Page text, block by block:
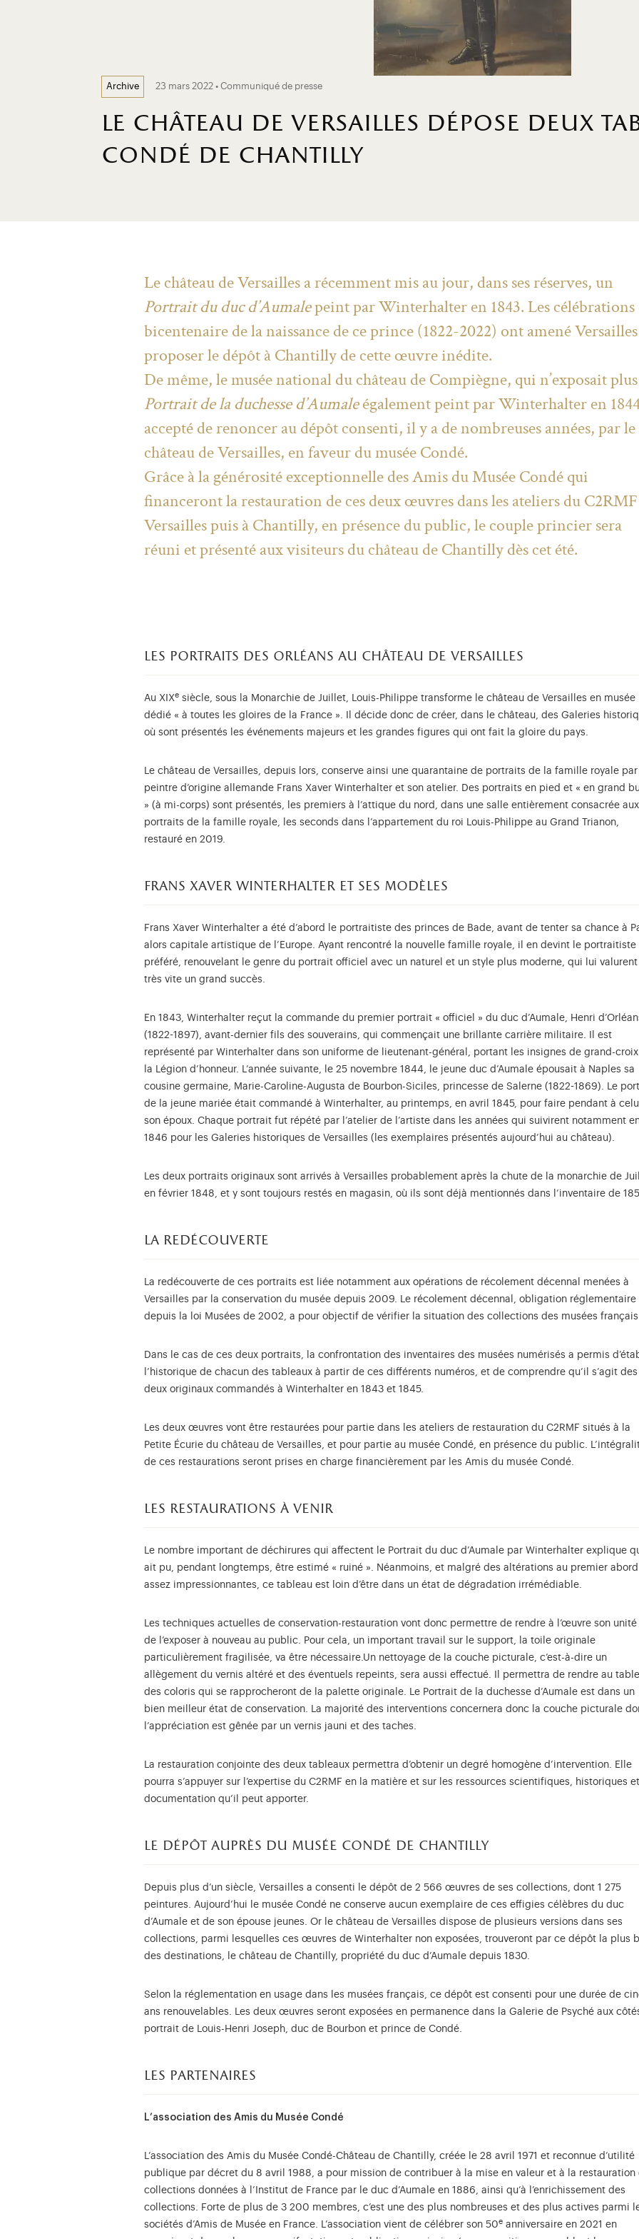
Archive 23 mars 2022 • Communiqué de presse
le château de versailles dépose deux
condé de chantilly
Le château de Versailles a récemment mis au jour, dans ses réserves, un
Portrait du duc d’Aumalepeint par Winterhalter en 1843. Les célébrations
bicentenaire de la naissance de ce prince (1822-2022) ont amené
proposer le dépôt à Chantilly de cette œuvre inédite.
De même, le musée national du château de Compiègne, qui n’exposait
Portrait de la duchesse d’Aumaleégalement peint par Winterhalter en
accepté de renoncer au dépôt consenti, il y a de nombreuses années, par le
château de Versailles, en faveur du musée Condé.
Grâce à la générosité exceptionnelle des Amis du Musée Condé qui
financeront la restauration de ces deux œuvres dans les ateliers du
Versailles puis à Chantilly, en présence du public, le couple princier sera
réuni et présenté aux visiteurs du château de Chantilly dès cet été.
les portraits des orléans au château de versailles
Au XIXe siècle, sous la Monarchie de Juillet, Louis-Philippe transforme le château de Versailles en musée
dédié « à toutes les gloires de la France ». Il décide donc de créer, dans le château, des Galeries
où sont présentés les événements majeurs et les grandes figures qui ont fait la gloire du pays.
Le château de Versailles, depuis lors, conserve ainsi une quarantaine de portraits de la famille royale
peintre d’origine allemande Frans Xaver Winterhalter et son atelier. Des portraits en pied et « en grand
» (à mi-corps) sont présentés, les premiers à l’attique du nord, dans une salle entièrement consacrée aux
portraits de la famille royale, les seconds dans l’appartement du roi Louis-Philippe au Grand Trianon,
restauré en 2019.
frans xaver winterhalter et ses modèles
Frans Xaver Winterhalter a été d’abord le portraitiste des princes de Bade, avant de tenter sa chance à
alors capitale artistique de l’Europe. Ayant rencontré la nouvelle famille royale, il en devint le portraitiste
préféré, renouvelant le genre du portrait officiel avec un naturel et un style plus moderne, qui lui valurent
très vite un grand succès.
En 1843, Winterhalter reçut la commande du premier portrait « officiel » du duc d’Aumale, Henri
(1822-1897), avant-dernier fils des souverains, qui commençait une brillante carrière militaire. Il est
représenté par Winterhalter dans son uniforme de lieutenant-général, portant les insignes de grand-
la Légion d’honneur. L’année suivante, le 25 novembre 1844, le jeune duc d’Aumale épousait à Naples sa
cousine germaine, Marie-Caroline-Augusta de Bourbon-Siciles, princesse de Salerne (1822-1869). Le
de la jeune mariée était commandé à Winterhalter, au printemps, en avril 1845, pour faire pendant à
son époux. Chaque portrait fut répété par l’atelier de l’artiste dans les années qui suivirent notamment
1846 pour les Galeries historiques de Versailles (les exemplaires présentés aujourd’hui au château).
Les deux portraits originaux sont arrivés à Versailles probablement après la chute de la monarchie de
en février 1848, et y sont toujours restés en magasin, où ils sont déjà mentionnés dans l’inventaire de
la redécouverte
La redécouverte de ces portraits est liée notamment aux opérations de récolement décennal menées à
Versailles par la conservation du musée depuis 2009. Le récolement décennal, obligation réglementaire
depuis la loi Musées de 2002, a pour objectif de vérifier la situation des collections des musées
Dans le cas de ces deux portraits, la confrontation des inventaires des musées numérisés a permis
l’historique de chacun des tableaux à partir de ces différents numéros, et de comprendre qu’il s’agit des
deux originaux commandés à Winterhalter en 1843 et 1845.
Les deux œuvres vont être restaurées pour partie dans les ateliers de restauration du C2RMF situés à la
Petite Écurie du château de Versailles, et pour partie au musée Condé, en présence du public.
de ces restaurations seront prises en charge financièrement par les Amis du musée Condé.
les restaurations à venir
Le nombre important de déchirures qui affectent le Portrait du duc d’Aumale par Winterhalter explique
ait pu, pendant longtemps, être estimé « ruiné ». Néanmoins, et malgré des altérations au premier abord
assez impressionnantes, ce tableau est loin d’être dans un état de dégradation irrémédiable.
Les techniques actuelles de conservation-restauration vont donc permettre de rendre à l’œuvre son
de l’exposer à nouveau au public. Pour cela, un important travail sur le support, la toile originale
particulièrement fragilisée, va être nécessaire.Un nettoyage de la couche picturale, c’est-à-dire un
allègement du vernis altéré et des éventuels repeints, sera aussi effectué. Il permettra de rendre au
des coloris qui se rapprocheront de la palette originale. Le Portrait de la duchesse d’Aumale est dans un
bien meilleur état de conservation. La majorité des interventions concernera donc la couche picturale
l’appréciation est gênée par un vernis jauni et des taches.
La restauration conjointe des deux tableaux permettra d’obtenir un degré homogène d’intervention. Elle
pourra s’appuyer sur l’expertise du C2RMF en la matière et sur les ressources scientifiques, historiques
documentation qu’il peut apporter.
le dépôt auprès du musée condé de chantilly
Depuis plus d’un siècle, Versailles a consenti le dépôt de 2 566 œuvres de ses collections, dont 1 275
peintures. Aujourd’hui le musée Condé ne conserve aucun exemplaire de ces effigies célèbres du duc
d’Aumale et de son épouse jeunes. Or le château de Versailles dispose de plusieurs versions dans ses
collections, parmi lesquelles ces œuvres de Winterhalter non exposées, trouveront par ce dépôt la plus
des destinations, le château de Chantilly, propriété du duc d’Aumale depuis 1830.
Selon la réglementation en usage dans les musées français, ce dépôt est consenti pour une durée de
ans renouvelables. Les deux œuvres seront exposées en permanence dans la Galerie de Psyché aux
portrait de Louis-Henri Joseph, duc de Bourbon et prince de Condé.
les partenaires
L’association des Amis du Musée Condé
L’association des Amis du Musée Condé-Château de Chantilly, créée le 28 avril 1971 et reconnue d’utilité
publique par décret du 8 avril 1988, a pour mission de contribuer à la mise en valeur et à la restauration
collections données à l’Institut de France par le duc d’Aumale en 1886, ainsi qu’à l’enrichissement des
collections. Forte de plus de 3 200 membres, c’est une des plus nombreuses et des plus actives parmi
sociétés d’Amis de Musée en France. L’association vient de célébrer son 50e anniversaire en 2021 en